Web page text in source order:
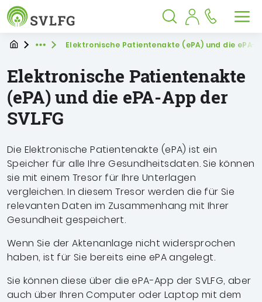
Inhalt
Suche
Springe zu: Hauptmenü
Sozialversicherung für
Suche öffnen
Suche schließen
StartpageExpand breadcrumb Navigation
Sie befinden sich hier
Elektronische Patientenakte (ePA) und die ePA-
Elektronische Patientenakte
(ePA) und die ePA-App der
SVLFG
Die Elektronische Patientenakte (ePA) ist ein
Speicher für alle Ihre Gesundheitsdaten. Sie können
sie mit einem Tresor für Ihre Unterlagen
vergleichen. In diesem Tresor werden die für Sie
relevanten Daten im Zusammenhang mit Ihrer
Gesundheit gespeichert.
Wenn Sie der Aktenanlage nicht widersprochen
haben, ist für Sie bereits eine ePA angelegt.
Sie können diese über die ePA-App der SVLFG, aber
auch über Ihren Computer oder Laptop mit dem